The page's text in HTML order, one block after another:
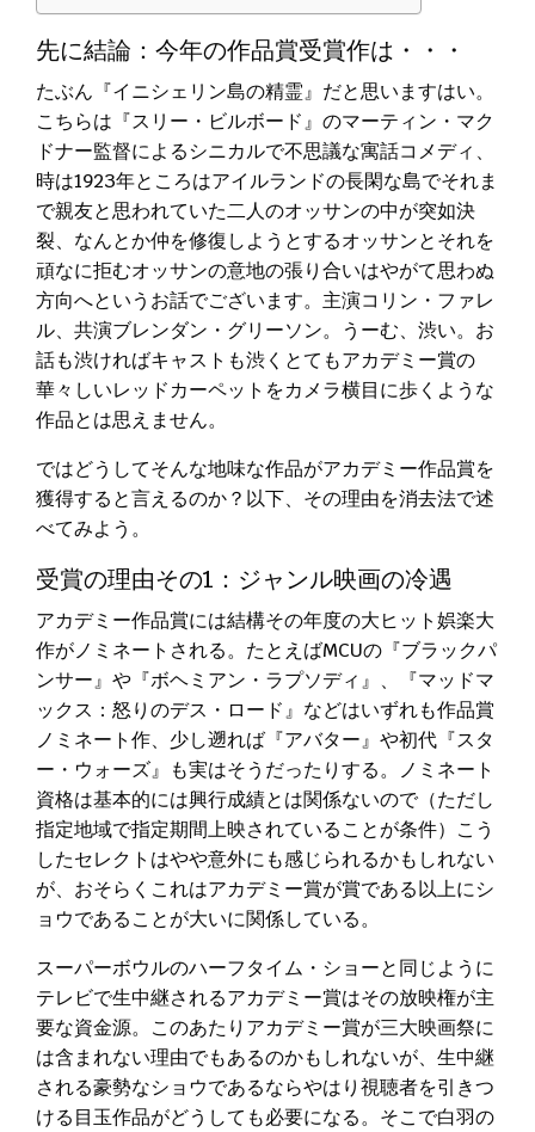
先に結論：今年の作品賞受賞作は・・・
たぶん『イニシェリン島の精霊』だと思いますはい。
こちらは『スリー・ビルボード』のマーティン・マク
ドナー監督によるシニカルで不思議な寓話コメディ、
時は1923年ところはアイルランドの長閑な島でそれま
で親友と思われていた二人のオッサンの中が突如決
裂、なんとか仲を修復しようとするオッサンとそれを
頑なに拒むオッサンの意地の張り合いはやがて思わぬ
方向へというお話でございます。主演コリン・ファレ
ル、共演ブレンダン・グリーソン。うーむ、渋い。お
話も渋ければキャストも渋くとてもアカデミー賞の
華々しいレッドカーペットをカメラ横目に歩くような
作品とは思えません。
ではどうしてそんな地味な作品がアカデミー作品賞を
獲得すると言えるのか？以下、その理由を消去法で述
べてみよう。
受賞の理由その1：ジャンル映画の冷遇
アカデミー作品賞には結構その年度の大ヒット娯楽大
作がノミネートされる。たとえばMCUの『ブラックパ
ンサー』や『ボヘミアン・ラプソディ』、『マッドマ
ックス：怒りのデス・ロード』などはいずれも作品賞
ノミネート作、少し遡れば『アバター』や初代『スタ
ー・ウォーズ』も実はそうだったりする。ノミネート
資格は基本的には興行成績とは関係ないので（ただし
指定地域で指定期間上映されていることが条件）こう
したセレクトはやや意外にも感じられるかもしれない
が、おそらくこれはアカデミー賞が賞である以上にシ
ョウであることが大いに関係している。
スーパーボウルのハーフタイム・ショーと同じように
テレビで生中継されるアカデミー賞はその放映権が主
要な資金源。このあたりアカデミー賞が三大映画祭に
は含まれない理由でもあるのかもしれないが、生中継
される豪勢なショウであるならやはり視聴者を引きつ
ける目玉作品がどうしても必要になる。そこで白羽の